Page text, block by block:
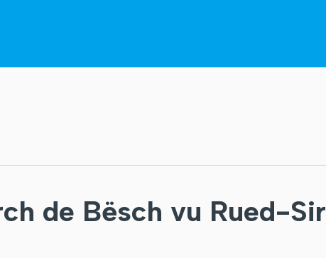
de Bësch vu Rued-Sir